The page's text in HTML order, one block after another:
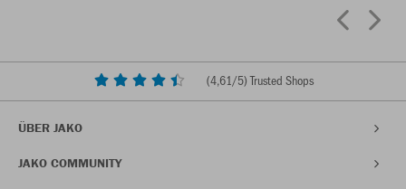
(4,61/5) Trusted Shops
ÜBER JAKO
JAKO COMMUNITY